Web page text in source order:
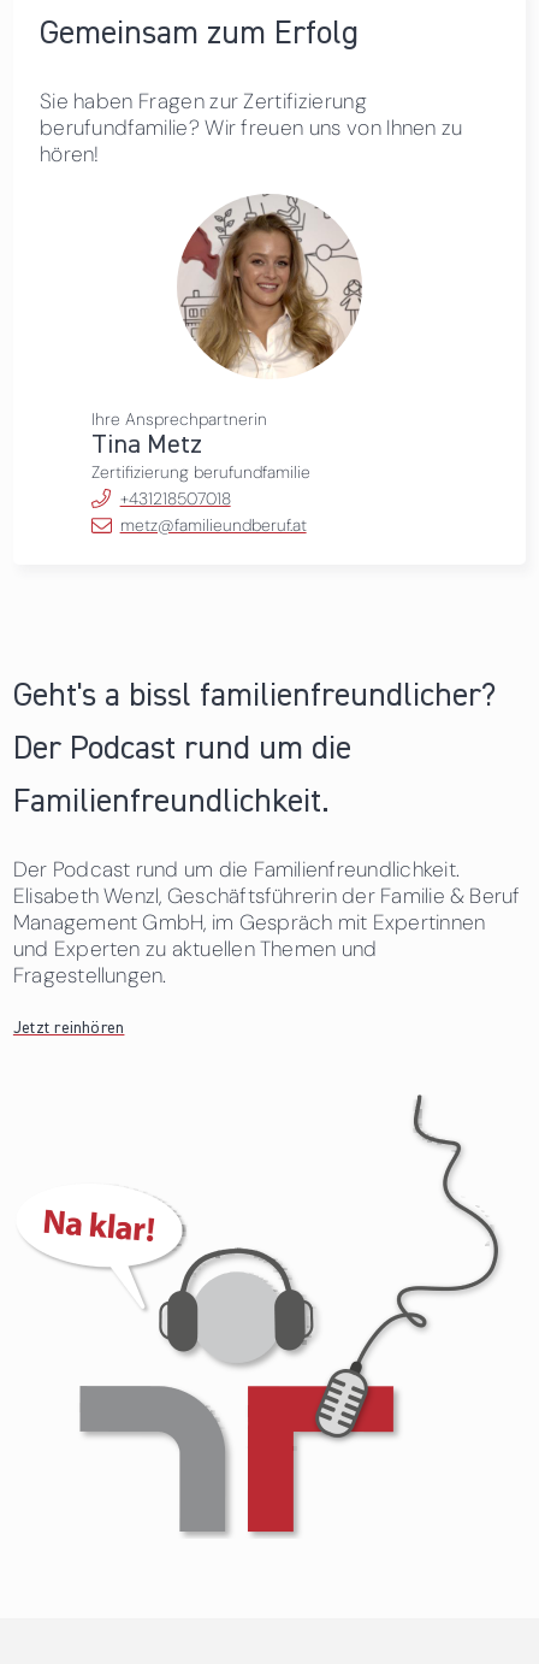
Gemeinsam zum Erfolg
Sie haben Fragen zur Zertifizierung
berufundfamilie? Wir freuen uns von Ihnen zu
hören!
Ihre Ansprechpartnerin
Tina Metz
Zertifizierung berufundfamilie
+431218507018
metz@familieundberuf.at
Geht's a bissl familienfreundlicher?
Der Podcast rund um die
Familienfreundlichkeit.
Der Podcast rund um die Familienfreundlichkeit.
Elisabeth Wenzl, Geschäftsführerin der Familie & Beruf
Management GmbH, im Gespräch mit Expertinnen
und Experten zu aktuellen Themen und
Fragestellungen.
Jetzt reinhören